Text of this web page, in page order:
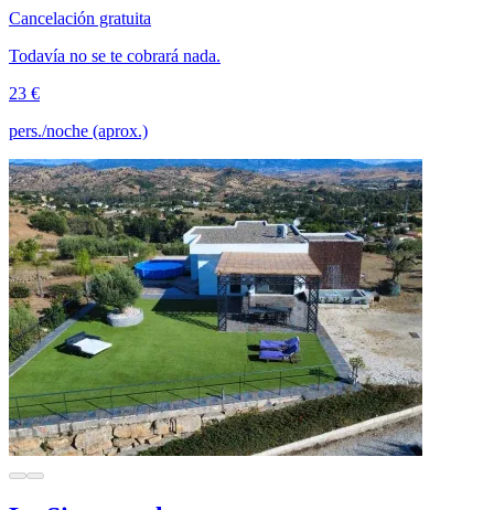
Cancelación gratuita
Todavía no se te cobrará nada.
23 €
pers./noche (aprox.)